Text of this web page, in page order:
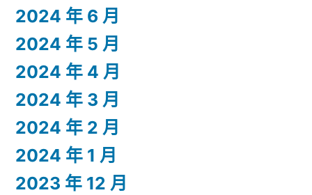
2024 年 6 月
2024 年 5 月
2024 年 4 月
2024 年 3 月
2024 年 2 月
2024 年 1 月
2023 年 12 月